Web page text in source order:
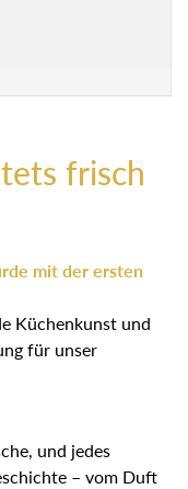
frisch
mit der ersten
Küchenkunst und
für unser
und jedes
– vom Duft